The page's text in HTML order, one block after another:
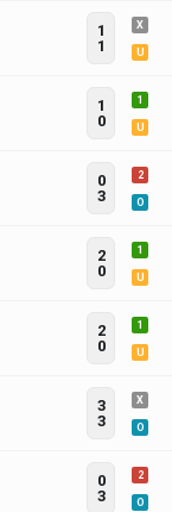
1
1
X
U
1
0
1
U
0
3
2
O
2
0
1
U
2
0
1
U
3
3
X
O
0
3
2
O